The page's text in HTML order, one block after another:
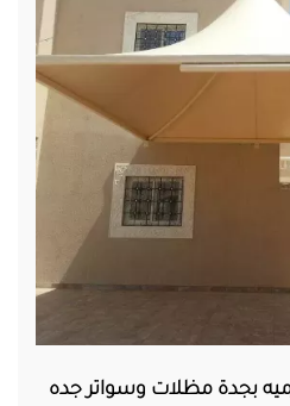
بجدة مظلات وسواتر جده